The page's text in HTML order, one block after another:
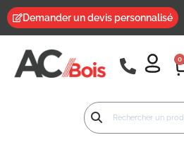
Demander un devis personnalisé
0